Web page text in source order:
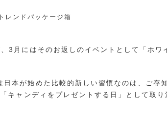
レンド パッケージ 箱
3月にはそのお返しのイベントとして「ホワ
本が始めた比較的新しい習慣なのは、ご存
キャンディをプレゼントする日」として取り